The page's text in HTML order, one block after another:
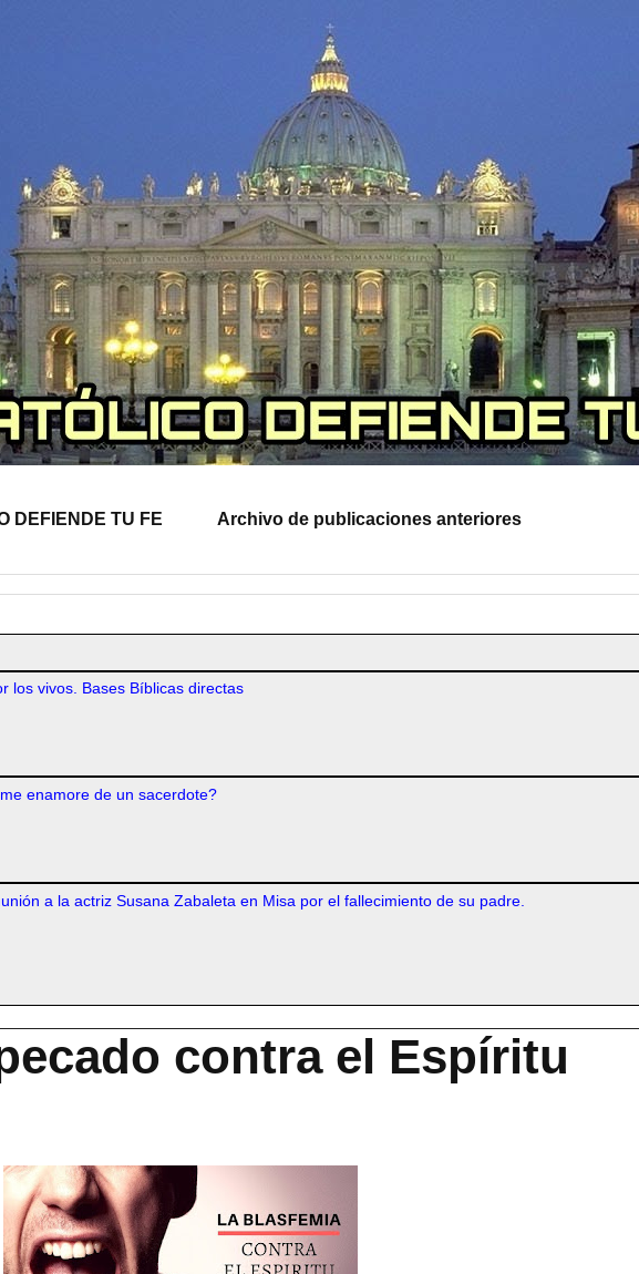
DEFIENDE TU FE Archivo de publicaciones anteriores
los vivos. Bases Bíblicas directas
enamore de un sacerdote?
a la actriz Susana Zabaleta en Misa por el fallecimiento de su padre.
contra el Espíritu